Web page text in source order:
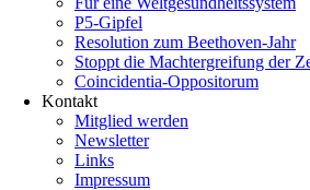
P5-Gipfel
Resolution zum Beethoven-Jahr
Stoppt die Machtergreifung der
Coincidentia-Oppositorum
Kontakt
Mitglied werden
Newsletter
Links
Impressum